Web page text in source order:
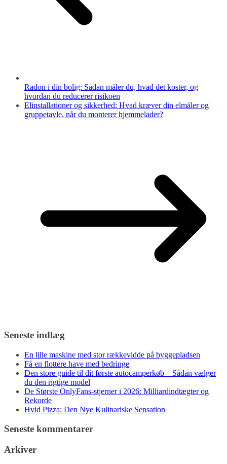
Radon i din bolig: Sådan måler du, hvad det koster, og
hvordan du reducerer risikoen
Elinstallationer og sikkerhed: Hvad kræver din elmåler og
gruppetavle, når du monterer hjemmelader?
Seneste indlæg
En lille maskine med stor rækkevidde på byggepladsen
Få en flottere have med bedringe
Den store guide til dit første autocamperkøb – Sådan vælger
du den rigtige model
De Største OnlyFans-stjerner i 2026: Milliardindtægter og
Rekorde
Hvid Pizza: Den Nye Kulinariske Sensation
Seneste kommentarer
Arkiver